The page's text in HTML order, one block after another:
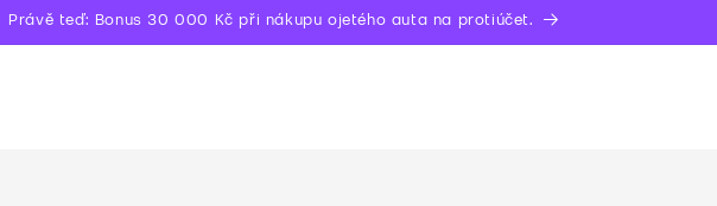
Právě teď: Bonus 30 000 Kč při nákupu ojetého auta na protiúčet.